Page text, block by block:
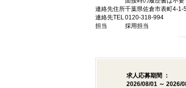
連絡先住所千葉県佐倉市表町4-1-
連絡先TEL0120-318-994
担当
採用担当
求人応募期間 ：
2026/08/01 ～ 2026/